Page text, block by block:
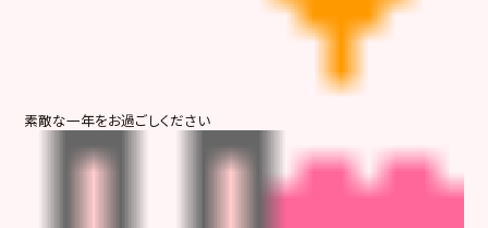
素敵な一年をお過ごしください